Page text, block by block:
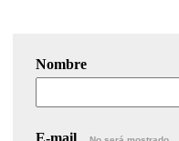
Nombre
E-mail